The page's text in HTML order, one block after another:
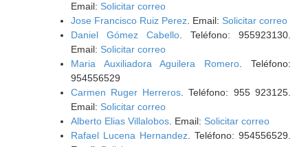
Email: Solicitar correo
Jose Francisco Ruiz Perez. Email: Solicitar correo
Daniel Gómez Cabello. Teléfono: 955923130.
Email: Solicitar correo
Maria Auxiliadora Aguilera Romero . Teléfono:
954556529
Carmen Ruger Herreros . Teléfono: 955 923125.
Email: Solicitar correo
Alberto Elias Villalobos. Email: Solicitar correo
Rafael Lucena Hernandez. Teléfono: 954556529.